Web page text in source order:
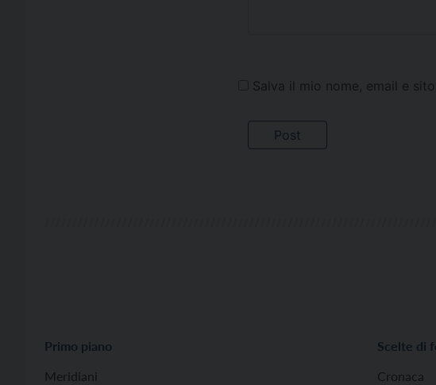
Salva il mio nome, email e
Primo piano
Meridiani
Scelte di
Cronaca